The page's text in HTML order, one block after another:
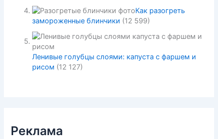
Как разогреть
замороженные блинчики (12 599)
Ленивые голубцы слоями: капуста с фаршем и
рисом (12 127)
Реклама